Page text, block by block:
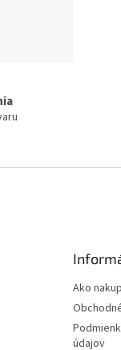
Ako
údajov